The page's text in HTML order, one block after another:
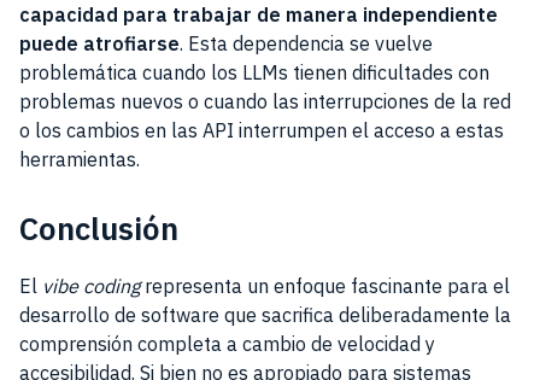
capacidad para trabajar de manera independiente
puede atrofiarse. Esta dependencia se vuelve
problemática cuando los LLMs tienen dificultades con
problemas nuevos o cuando las interrupciones de la red
o los cambios en las API interrumpen el acceso a estas
herramientas.
Conclusión
El vibe codingrepresenta un enfoque fascinante para el
desarrollo de software que sacrifica deliberadamente la
comprensión completa a cambio de velocidad y
accesibilidad. Si bien no es apropiado para sistemas